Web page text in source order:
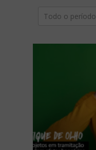
Todo o período